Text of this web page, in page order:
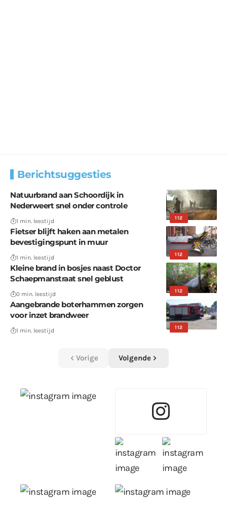
Berichtsuggesties
112
Natuurbrand aan Schoordijk in
Nederweert snel onder controle
1 min. leestijd
112
Fietser blijft haken aan metalen
bevestigingspunt in muur
1 min. leestijd
112
Kleine brand in bosjes naast Doctor
Schaepmanstraat snel geblust
0 min. leestijd
112
Aangebrande boterhammen zorgen
voor inzet brandweer
1 min. leestijd
Vorige Volgende